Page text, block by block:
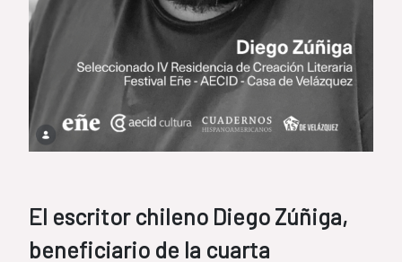
El escritor chileno Diego Zúñiga,
beneficiario de la cuarta